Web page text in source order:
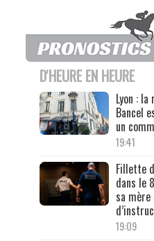
D'HEURE EN HEURE
Lyon :
Bancel
un
19:41
Fillette
dans le
sa mère
19:09